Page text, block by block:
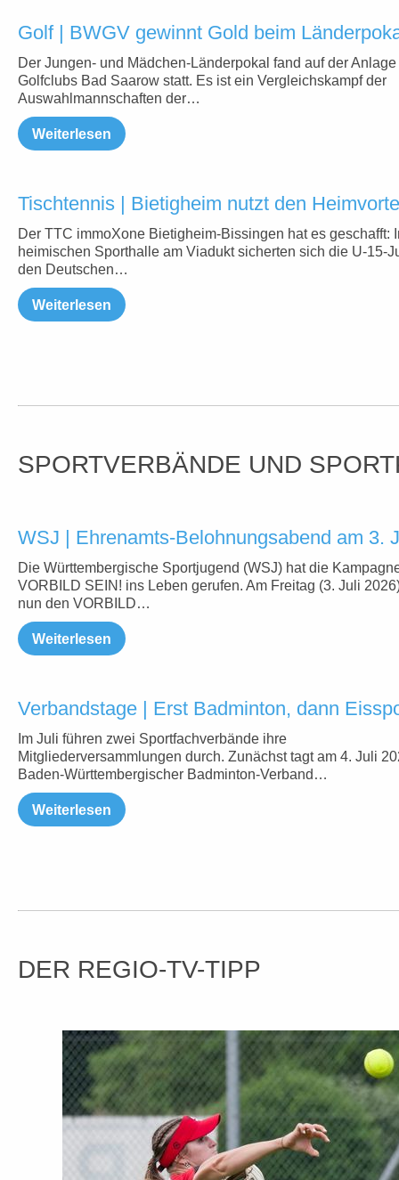
Golf | BWGV gewinnt Gold beim
Der Jungen- und Mädchen-Länderpokal fand auf der
Golfclubs Bad Saarow statt. Es ist ein Vergleichskampf der
Auswahlmannschaften der…
Weiterlesen
Tischtennis | Bietigheim nutzt den
Der TTC immoXone Bietigheim-Bissingen hat es geschafft:
heimischen Sporthalle am Viadukt sicherten sich die U-15-
den Deutschen…
Weiterlesen
SPORTVERBÄNDE UND
WSJ | Ehrenamts-Belohnungsabend am 3.
Die Württembergische Sportjugend (WSJ) hat die
VORBILD SEIN! ins Leben gerufen. Am Freitag (3. Juli
nun den VORBILD…
Weiterlesen
Verbandstage | Erst Badminton, dann
Im Juli führen zwei Sportfachverbände ihre
Mitgliederversammlungen durch. Zunächst tagt am 4. Juli
Baden-Württembergischer Badminton-Verband…
Weiterlesen
DER REGIO-TV-TIPP